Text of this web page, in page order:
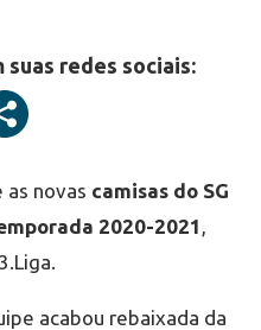
redes sociais:
novas camisas do SG
2020-2021
acabou rebaixada da